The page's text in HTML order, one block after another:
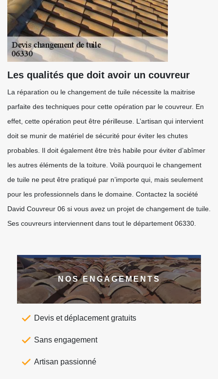
Les qualités que doit avoir un couvreur
La réparation ou le changement de tuile nécessite la maitrise
parfaite des techniques pour cette opération par le couvreur. En
effet, cette opération peut être périlleuse. L’artisan qui intervient
doit se munir de matériel de sécurité pour éviter les chutes
probables. Il doit également être très habile pour éviter d’abîmer
les autres éléments de la toiture. Voilà pourquoi le changement
de tuile ne peut être pratiqué par n’importe qui, mais seulement
pour les professionnels dans le domaine. Contactez la société
David Couvreur 06 si vous avez un projet de changement de tuile.
Ses couvreurs interviennent dans tout le département 06330.
NOS ENGAGEMENTS
Devis et déplacement gratuits
Sans engagement
Artisan passionné